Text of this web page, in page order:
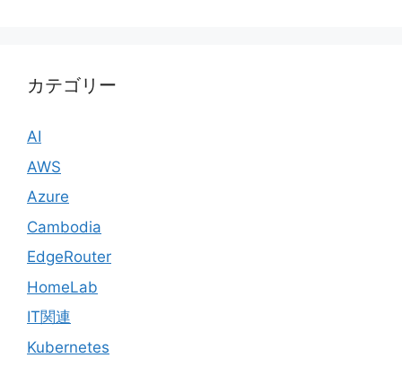
カテゴリー
AI
AWS
Azure
Cambodia
EdgeRouter
HomeLab
IT関連
Kubernetes